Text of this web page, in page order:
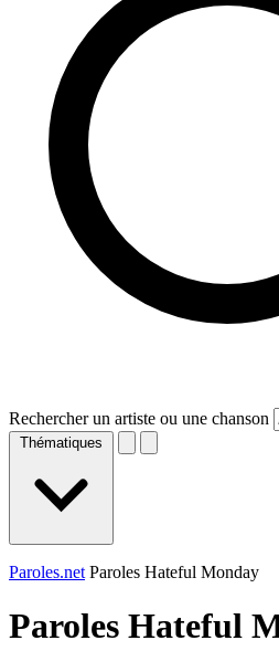
Rechercher un artiste ou une chanson
Thématiques
Paroles.net Paroles Hateful Monday
Paroles Hateful